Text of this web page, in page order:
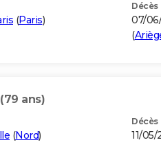
(Paris)
Décès
07/
(
(79 ans)
(Nord)
Décès
11/